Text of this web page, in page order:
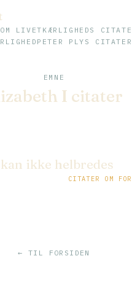
LIVET KÆRLIGHEDS
PETER PLYS CITATER
EMNE
I citater
ikke helbredes
CITATER OM
← TIL FORSIDEN